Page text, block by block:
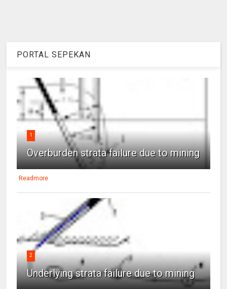
PORTAL SEPEKAN
1
Overburden strata failure due to mining
Readmore
2
Underlying strata failure due to mining